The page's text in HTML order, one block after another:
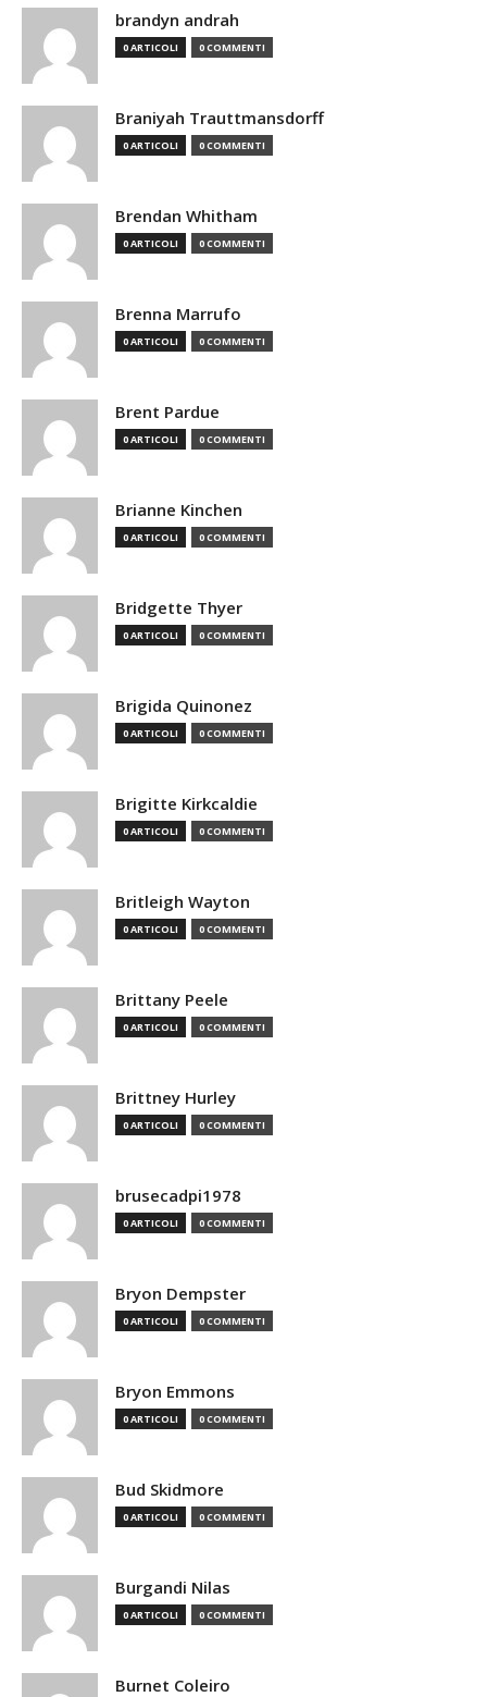
brandyn andrah
0 ARTICOLI 0 COMMENTI
Braniyah Trauttmansdorff
0 ARTICOLI 0 COMMENTI
Brendan Whitham
0 ARTICOLI 0 COMMENTI
Brenna Marrufo
0 ARTICOLI 0 COMMENTI
Brent Pardue
0 ARTICOLI 0 COMMENTI
Brianne Kinchen
0 ARTICOLI 0 COMMENTI
Bridgette Thyer
0 ARTICOLI 0 COMMENTI
Brigida Quinonez
0 ARTICOLI 0 COMMENTI
Brigitte Kirkcaldie
0 ARTICOLI 0 COMMENTI
Britleigh Wayton
0 ARTICOLI 0 COMMENTI
Brittany Peele
0 ARTICOLI 0 COMMENTI
Brittney Hurley
0 ARTICOLI 0 COMMENTI
brusecadpi1978
0 ARTICOLI 0 COMMENTI
Bryon Dempster
0 ARTICOLI 0 COMMENTI
Bryon Emmons
0 ARTICOLI 0 COMMENTI
Bud Skidmore
0 ARTICOLI 0 COMMENTI
Burgandi Nilas
0 ARTICOLI 0 COMMENTI
Burnet Coleiro